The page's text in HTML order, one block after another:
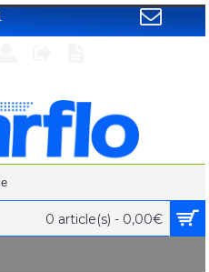
0 article(s) - 0,00€